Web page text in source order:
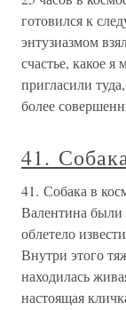
готовился к
энтузиазмом
счастье, какое
пригласили
более
41.
41. Собака в
Валентина были
облетело
Внутри этого
находилась
настоящая